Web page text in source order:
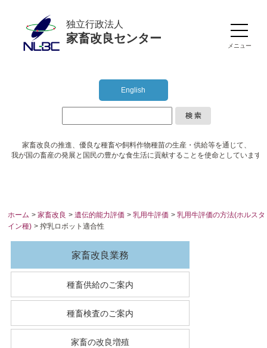
独立行政法人
家畜改良センター
メニュー
English
家畜改良の推進、優良な種畜や飼料作物種苗の生産・供給等を通じて、
我が国の畜産の発展と国民の豊かな食生活に貢献することを使命としています
ホーム >家畜改良 >遺伝的能力評価 >乳用牛評価 >乳用牛評価の方法(ホルスタ
イン種) > 搾乳ロボット適合性
家畜改良業務
種畜供給のご案内
種畜検査のご案内
家畜の改良増殖